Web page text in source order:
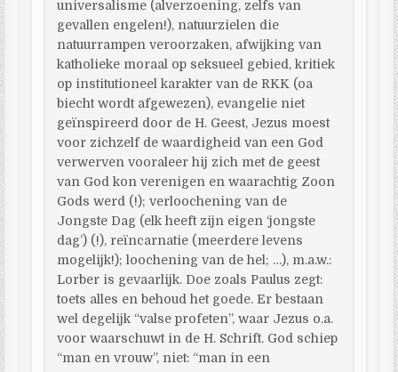
universalisme (alverzoening, zelfs van
gevallen engelen!), natuurzielen die
natuurrampen veroorzaken, afwijking van
katholieke moraal op seksueel gebied, kritiek
op institutioneel karakter van de RKK (oa
biecht wordt afgewezen), evangelie niet
geïnspireerd door de H. Geest, Jezus moest
voor zichzelf de waardigheid van een God
verwerven vooraleer hij zich met de geest
van God kon verenigen en waarachtig Zoon
Gods werd (!); verloochening van de
Jongste Dag (elk heeft zijn eigen ‘jongste
dag’) (!), reïncarnatie (meerdere levens
mogelijk!); loochening van de hel; …), m.a.w.:
Lorber is gevaarlijk. Doe zoals Paulus zegt:
toets alles en behoud het goede. Er bestaan
wel degelijk “valse profeten”, waar Jezus o.a.
voor waarschuwt in de H. Schrift. God schiep
“man en vrouw”, niet: “man in een